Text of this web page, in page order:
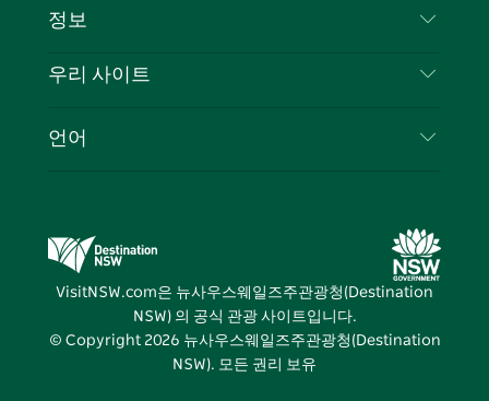
쿠키 고지
목적지
이벤트
정보
여행 정보
뉴사우스웨일즈주 의 사업
우리 사이트
뉴사우스웨일즈주관광청(Destination NSW) 미디
어 센터
비비드 시드니(Vivid Sydney)
언어
VisitNSW.com은 뉴사우스웨일즈주관광청(Destination
NSW) 의 공식 관광 사이트입니다.
© Copyright 2026 뉴사우스웨일즈주관광청(Destination
NSW). 모든 권리 보유